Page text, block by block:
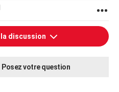
discussion
Posez votre question